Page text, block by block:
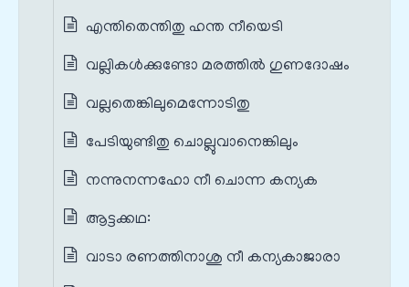
എന്തിതെന്തിതു ഹന്ത നീയെടി
വല്ലികൾക്കുണ്ടോ മരത്തിൽ ഗുണദോഷം
വല്ലതെങ്കിലുമെന്നോടിതു
പേടിയുണ്ടിതു ചൊല്ലുവാനെങ്കിലും
നന്നുനന്നഹോ നീ ചൊന്ന കന്യക
ആട്ടക്കഥ:
വാടാ രണത്തിനാശു നീ കന്യകാജാരാ